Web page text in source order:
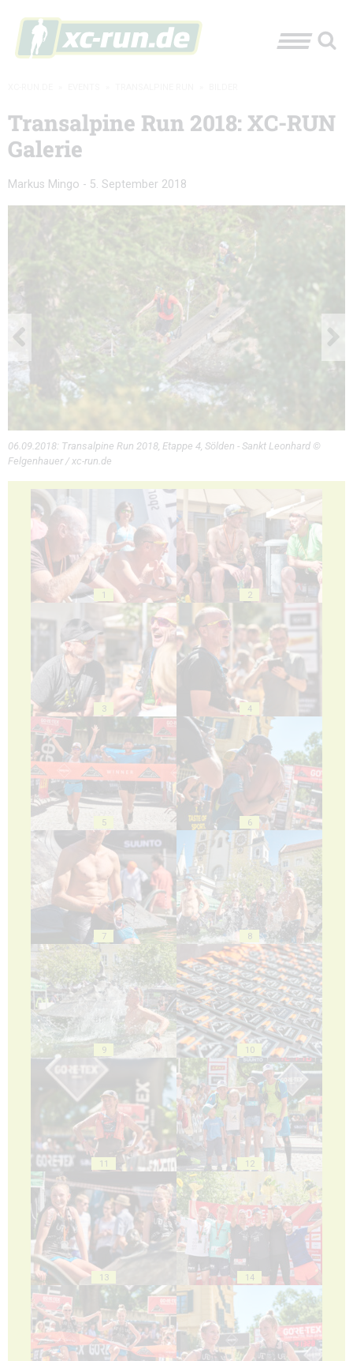
Transalpine Run 2018: XC-RUN
Galerie
Markus Mingo - 5. September 2018
06.09.2018: Transalpine Run 2018, Etappe 4, Sölden - Sankt Leonhard ©
Felgenhauer / xc-run.de
1 2
3 4
5 6
7 8
9 10
11 12
13 14